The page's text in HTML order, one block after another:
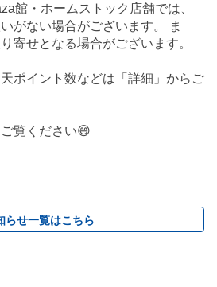
館・ホームストック店舗では、
がない場合がございます。 ま
寄せとなる場合がございます。
ポイント数などは「詳細」からご
覧ください😄
らせ一覧はこちら